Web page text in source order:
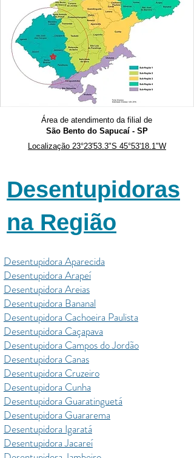
Área de atendimento da filial de
São Bento do Sapucaí- SP
Localização 23°23'53.3"S 45°53'18.1"W
Desentupidoras
na Região
Desentupidora Aparecida
Desentupidora Arapeí
Desentupidora Areias
Desentupidora Bananal
Desentupidora Cachoeira Paulista
Desentupidora Caçapava
Desentupidora Campos do Jordão
Desentupidora Canas
Desentupidora Cruzeiro
Desentupidora Cunha
Desentupidora Guaratinguetá
Desentupidora Guararema
Desentupidora Igaratá
Desentupidora Jacareí